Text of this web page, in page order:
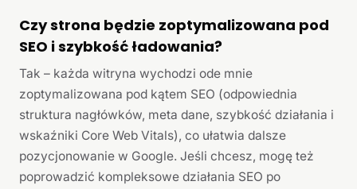
Czy strona będzie zoptymalizowana pod
SEO i szybkość ładowania?
Tak – każda witryna wychodzi ode mnie
zoptymalizowana pod kątem SEO (odpowiednia
struktura nagłówków, meta dane, szybkość działania i
wskaźniki Core Web Vitals), co ułatwia dalsze
pozycjonowanie w Google. Jeśli chcesz, mogę też
poprowadzić kompleksowe działania SEO po